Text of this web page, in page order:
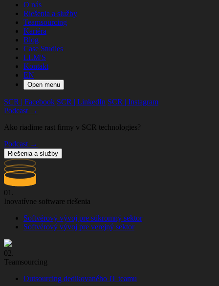
O nás
Riešenia a služby
Teamsourcing
Kariéra
Blog
Case Studies
LLM'S
Kontakt
EN
Open menu
SCR | Facebook SCR | LinkedIn SCR | Instagram
Podcast →
Ako riadime rast firmy v SCR technologies?
Podcast →
Riešenia a služby
01.
Inovatívne software riešenia
Softvérový vývoj pre súkromný sektor
Softvérový vývoj pre verejný sektor
02.
Teamsourcing
Outsourcing dedikovaného IT teamu